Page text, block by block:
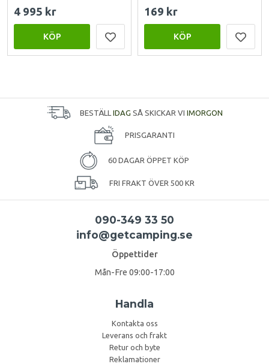
4 995 kr
KÖP
169 kr
KÖP
BESTÄLL IDAG SÅ SKICKAR VI IMORGON
PRISGARANTI
60 DAGAR ÖPPET KÖP
FRI FRAKT ÖVER 500 KR
090-349 33 50
info@getcamping.se
Öppettider
Mån-Fre 09:00-17:00
Handla
Kontakta oss
Leverans och frakt
Retur och byte
Reklamationer